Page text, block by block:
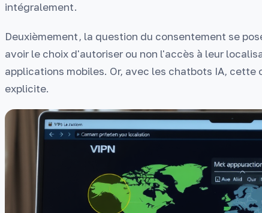
intégralement.
Deuxièmement, la question du consentement se
avoir le choix d'autoriser ou non l'accès à leur
applications mobiles. Or, avec les chatbots IA, cette
explicite.